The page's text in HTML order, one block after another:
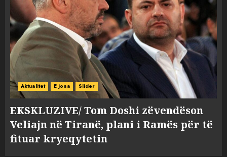
Aktualitet E jona Slider
EKSKLUZIVE/ Tom Doshi zëvendëson
Veliajn në Tiranë, plani i Ramës për të
fituar kryeqytetin